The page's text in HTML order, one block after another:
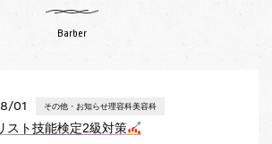
Barber
01 その他・お知らせ理容科美容科
スト技能検定2級対策